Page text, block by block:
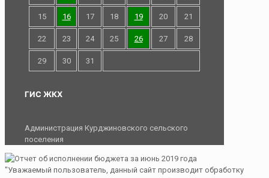
15 16 17 18 19 20 21
22 23 24 25 26 27 28
29 30 31
ГИС ЖКХ
Администрация Курджиновского сельского
поселения
"Уважаемый пользователь, данный сайт производит обработку